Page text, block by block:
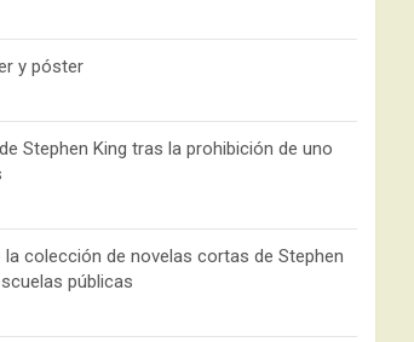
y póster
Stephen King tras la prohibición de uno
la colección de novelas cortas de Stephen
públicas